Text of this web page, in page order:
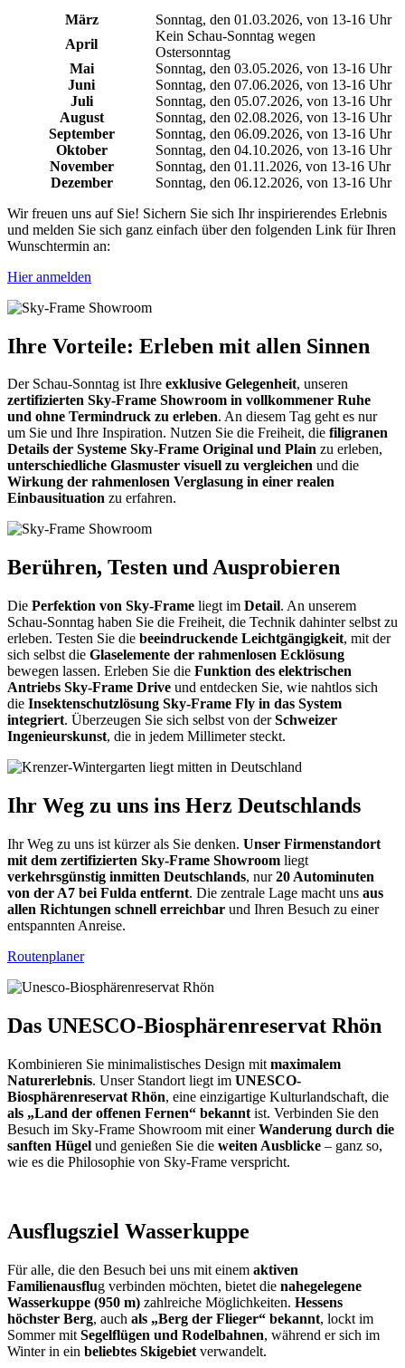
März
Sonntag, den 01.03.2026, von 13-16 Uhr
April
Kein Schau-Sonntag wegen
Ostersonntag
Mai
Sonntag, den 03.05.2026, von 13-16 Uhr
Juni
Sonntag, den 07.06.2026, von 13-16 Uhr
Juli
Sonntag, den 05.07.2026, von 13-16 Uhr
August
Sonntag, den 02.08.2026, von 13-16 Uhr
September
Sonntag, den 06.09.2026, von 13-16 Uhr
Oktober
Sonntag, den 04.10.2026, von 13-16 Uhr
November
Sonntag, den 01.11.2026, von 13-16 Uhr
Dezember
Sonntag, den 06.12.2026, von 13-16 Uhr
Wir freuen uns auf Sie! Sichern Sie sich Ihr inspirierendes Erlebnis
und melden Sie sich ganz einfach über den folgenden Link für Ihren
Wunschtermin an:
Hier anmelden
Ihre Vorteile: Erleben mit allen Sinnen
Der Schau-Sonntag ist Ihre exklusive Gelegenheit, unseren
zertifizierten Sky-Frame Showroom in vollkommener Ruhe
und ohne Termindruck zu erleben. An diesem Tag geht es nur
um Sie und Ihre Inspiration. Nutzen Sie die Freiheit, die filigranen
Details der Systeme Sky-Frame Original und Plain zu erleben,
unterschiedliche Glasmuster visuell zu vergleichen und die
Wirkung der rahmenlosen Verglasung in einer realen
Einbausituation zu erfahren.
Berühren, Testen und Ausprobieren
Die Perfektion von Sky-Frame liegt im Detail. An unserem
Schau-Sonntag haben Sie die Freiheit, die Technik dahinter selbst zu
erleben. Testen Sie die beeindruckende Leichtgängigkeit, mit der
sich selbst die Glaselemente der rahmenlosen Ecklösung
bewegen lassen. Erleben Sie die Funktion des elektrischen
Antriebs Sky-Frame Drive und entdecken Sie, wie nahtlos sich
die Insektenschutzlösung Sky-Frame Fly in das System
integriert. Überzeugen Sie sich selbst von derSchweizer
Ingenieurskunst, die in jedem Millimeter steckt.
Ihr Weg zu uns ins Herz Deutschlands
Ihr Weg zu uns ist kürzer als Sie denken. Unser Firmenstandort
mit dem zertifizierten Sky-Frame Showroom liegt
verkehrsgünstig inmitten Deutschlands, nur20 Autominuten
von der A7 bei Fulda entfernt. Die zentrale Lage macht uns aus
allen Richtungen schnell erreichbar und Ihren Besuch zu einer
entspannten Anreise.
Routenplaner
Das UNESCO-Biosphärenreservat Rhön
Kombinieren Sie minimalistisches Design mit maximalem
Naturerlebnis. Unser Standort liegt im UNESCO-
Biosphärenreservat Rhön, eine einzigartige Kulturlandschaft, die
als „Land der offenen Fernen“ bekannt ist. Verbinden Sie den
Besuch im Sky-Frame Showroom mit einerWanderung durch die
sanften Hügel und genießen Sie die weiten Ausblicke – ganz so,
wie es die Philosophie von Sky-Frame verspricht.
Ausflugsziel Wasserkuppe
Für alle, die den Besuch bei uns mit einem aktiven
Familienausflug verbinden möchten, bietet die nahegelegene
Wasserkuppe (950 m) zahlreiche Möglichkeiten. Hessens
höchster Berg, auch als „Berg der Flieger“ bekannt, lockt im
Sommer mit Segelflügen und Rodelbahnen, während er sich im
Winter in ein beliebtes Skigebiet verwandelt.